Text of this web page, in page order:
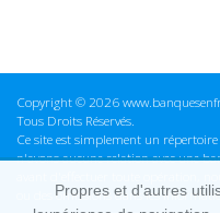
Copyright © 2026
Tous Droits Réservés.
Ce site est simplement un
n'avons aucune relation avec une
avant d'effectuer toute opération,
ou des omissions dans les
Propres et d'autres